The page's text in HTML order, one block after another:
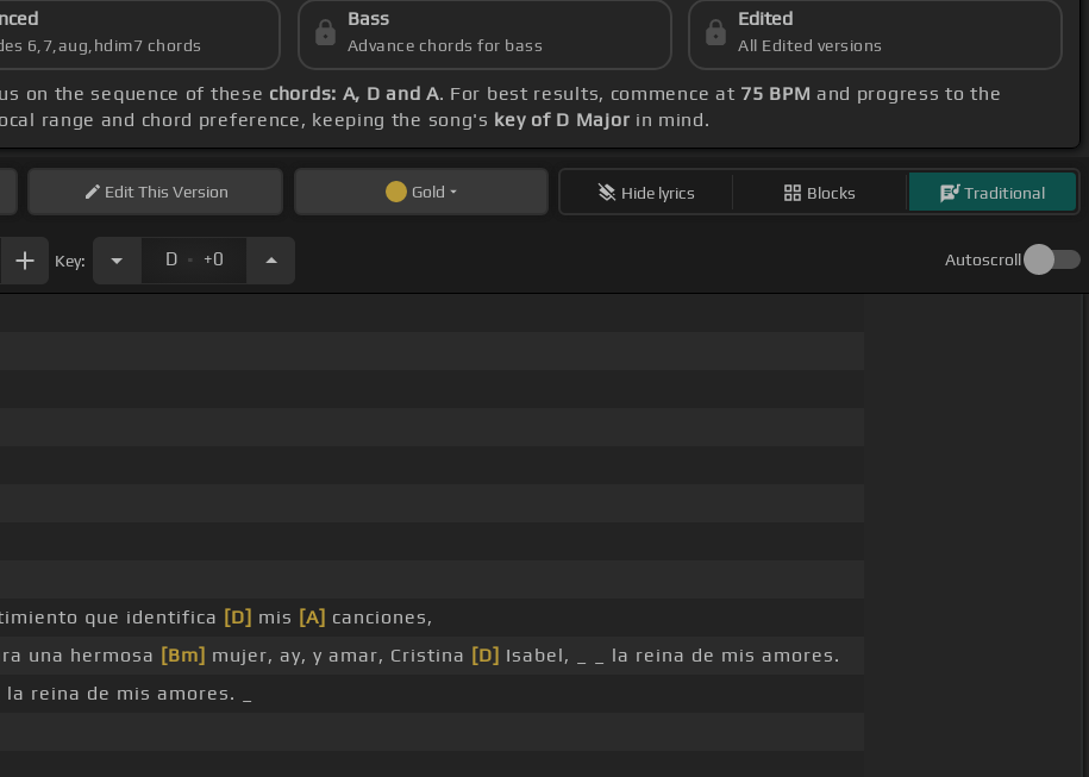
6,7,aug,hdim7 chords
Bass
Advance chords for bass
Edited
All Edited versions
on the sequence of these chords: A, D and A. For best results, commence at 75 BPM and progress to the
range and chord preference, keeping the song's key of D Major in mind.
EditThis Version Gold Hide lyrics Blocks Traditional
Key: D . +0 Autoscroll
que identifica [D] mis [A] canciones,
una hermosa [Bm] mujer, ay, y amar, Cristina [D] Isabel, _ _ la reina de mis amores.
reina de mis amores. _